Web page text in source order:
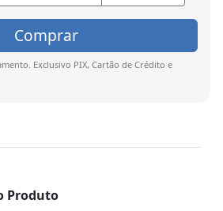
Comprar
Exclusivo PIX, Cartão de Crédito e
Produto